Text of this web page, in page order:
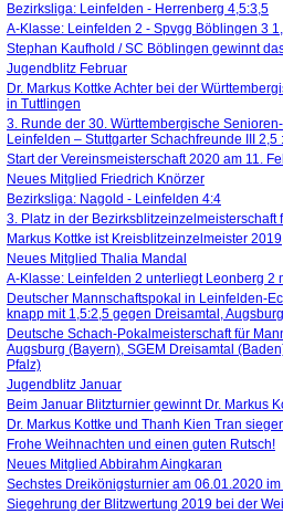
Bezirksliga: Leinfelden - Herrenberg 4,5:3,5
A-Klasse: Leinfelden 2 - Spvgg Böblingen 3
Stephan Kaufhold / SC Böblingen gewinnt
Jugendblitz Februar
Dr. Markus Kottke Achter bei der
in Tuttlingen
3. Runde der 30. Württembergische
Leinfelden – Stuttgarter Schachfreunde III 2,5
Start der Vereinsmeisterschaft 2020 am 11.
Neues Mitglied Friedrich Knörzer
Bezirksliga: Nagold - Leinfelden 4:4
3. Platz in der Bezirksblitzeinzelmeisterschaft
Markus Kottke ist Kreisblitzeinzelmeister 2019
Neues Mitglied Thalia Mandal
A-Klasse: Leinfelden 2 unterliegt Leonberg 2
Deutscher Mannschaftspokal in Leinfelden-
knapp mit 1,5:2,5 gegen Dreisamtal,
Deutsche Schach-Pokalmeisterschaft für
Augsburg (Bayern), SGEM Dreisamtal
Pfalz)
Jugendblitz Januar
Beim Januar Blitzturnier gewinnt Dr. Markus
Dr. Markus Kottke und Thanh Kien Tran
Frohe Weihnachten und einen guten Rutsch!
Neues Mitglied Abbirahm Aingkaran
Sechstes Dreikönigsturnier am 06.01.2020
Siegehrung der Blitzwertung 2019 bei der